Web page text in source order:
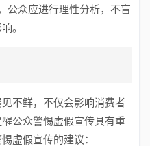
公众应进行理性分析，不盲
。
不鲜，不仅会影响消费者
公众警惕虚假宣传具有重
虚假宣传的建议：